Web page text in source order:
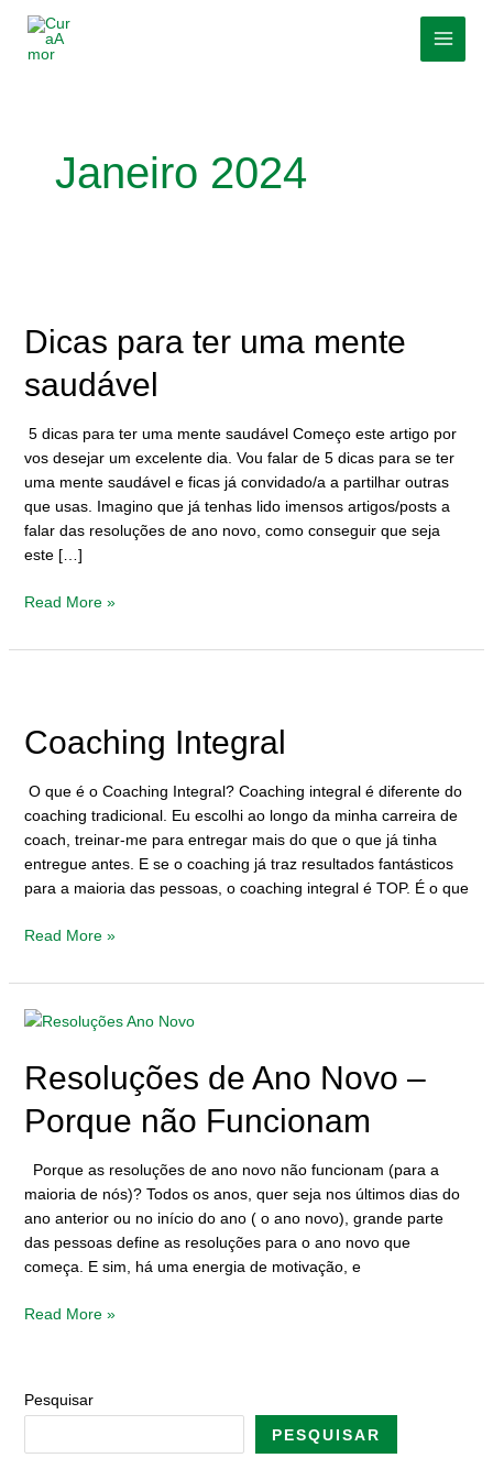
content
Janeiro 2024
Dicas para ter uma mente
saudável
5 dicas para ter uma mente saudável Começo este artigo por
vos desejar um excelente dia. Vou falar de 5 dicas para se ter
uma mente saudável e ficas já convidado/a a partilhar outras
que usas. Imagino que já tenhas lido imensos artigos/posts a
falar das resoluções de ano novo, como conseguir que seja
este […]
ter
uma
mente
Read More »
Coaching Integral
O que é o Coaching Integral? Coaching integral é diferente do
coaching tradicional. Eu escolhi ao longo da minha carreira de
coach, treinar-me para entregar mais do que o que já tinha
entregue antes. E se o coaching já traz resultados fantásticos
para a maioria das pessoas, o coaching integral é TOP. É o que
Read More »
Resoluções de Ano Novo –
Porque não Funcionam
Porque as resoluções de ano novo não funcionam (para a
maioria de nós)? Todos os anos, quer seja nos últimos dias do
ano anterior ou no início do ano ( o ano novo), grande parte
das pessoas define as resoluções para o ano novo que
começa. E sim, há uma energia de motivação, e
Resoluções
Ano
Novo
–
não
Funcionam
Read More »
Pesquisar
PESQUISAR